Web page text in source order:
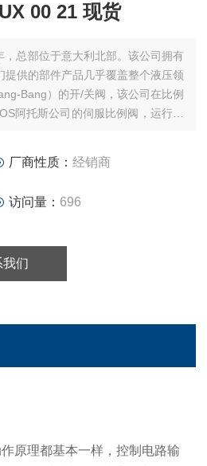
00 21 现货
总部位于意大利北部。该公司拥有
供的部件产品几乎覆盖整个液压领
Bang）的开/关阀，该公司在比例
阿托斯公司的伺服比例阀，运行精
厂商性质： 经销商
访问量： 696
我们
原理都基本一样，控制电路输